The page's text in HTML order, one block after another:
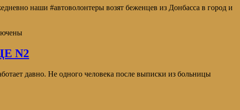
наши #автоволонтеры возят беженцев из Донбасса в город и
N2
давно. Не одного человека после выписки из больницы